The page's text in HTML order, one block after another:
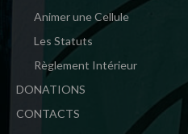
Animer une Cellule
Les Statuts
Règlement Intérieur
DONATIONS
CONTACTS